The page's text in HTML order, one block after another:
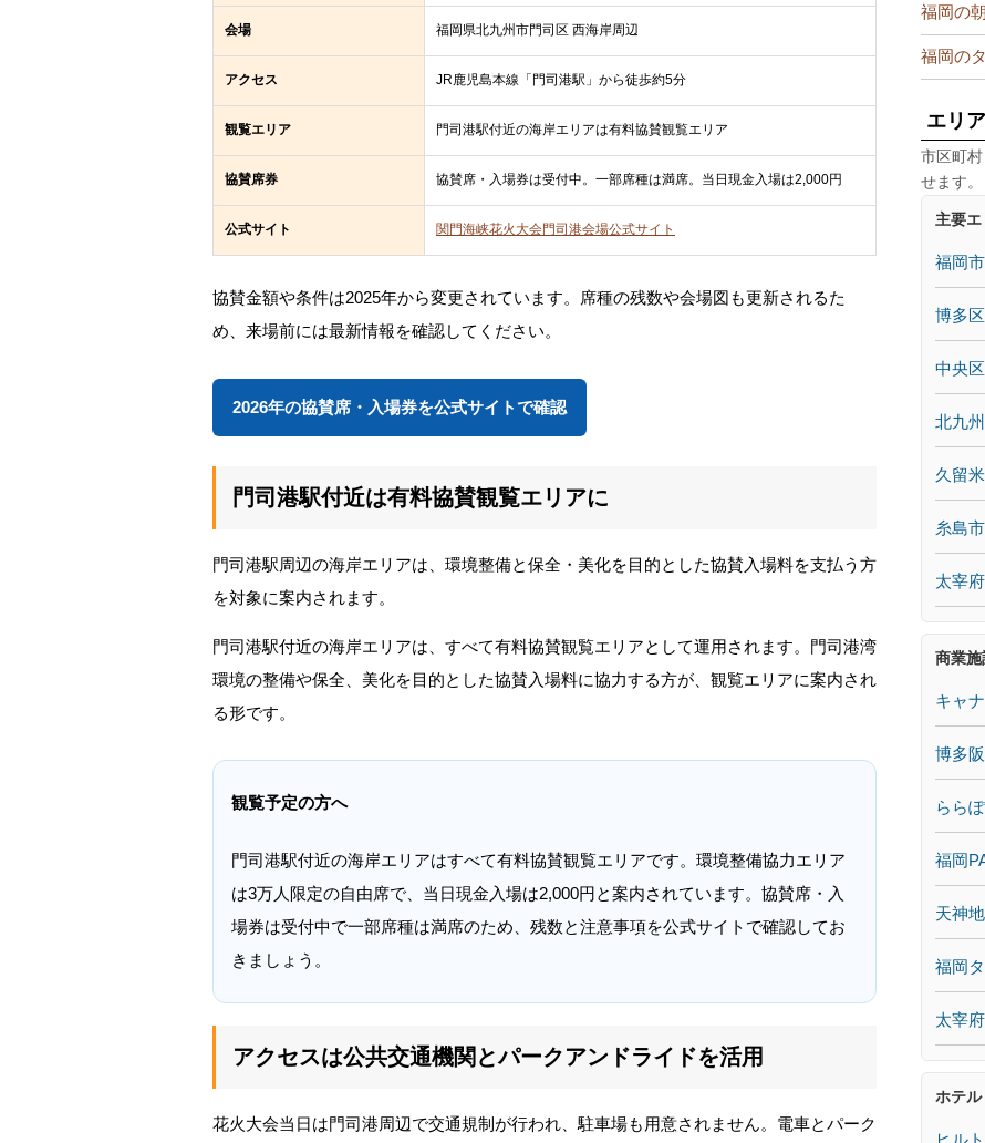
会場 福岡県北九州市門司区 西海岸周辺
アクセス JR鹿児島本線「門司港駅」から徒歩約5分
観覧エリア 門司港駅付近の海岸エリアは有料協賛観覧エリア
協賛席券 協賛席・入場券は受付中。一部席種は満席。当日現金入場は2,000円
公式サイト 関門海峡花火大会門司港会場公式サイト
協賛金額や条件は2025年から変更されています。席種の残数や会場図も更新されるた
め、来場前には最新情報を確認してください。
2026年の協賛席・入場券を公式サイトで確認
門司港駅付近は有料協賛観覧エリアに
門司港駅周辺の海岸エリアは、環境整備と保全・美化を目的とした協賛入場料を支払う方
を対象に案内されます。
門司港駅付近の海岸エリアは、すべて有料協賛観覧エリアとして運用されます。門司港湾
環境の整備や保全、美化を目的とした協賛入場料に協力する方が、観覧エリアに案内され
る形です。
観覧予定の方へ
門司港駅付近の海岸エリアはすべて有料協賛観覧エリアです。環境整備協力エリア
は3万人限定の自由席で、当日現金入場は2,000円と案内されています。協賛席・入
場券は受付中で一部席種は満席のため、残数と注意事項を公式サイトで確認してお
きましょう。
アクセスは公共交通機関とパークアンドライドを活用
花火大会当日は門司港周辺で交通規制が行われ、駐車場も用意されません。電車とパーク
福岡の
福岡の
エリ
市区町
せます。
主要
福岡市
博多区
中央区
北九
久留
糸島市
太宰
商業施
キャ
博多
らら
福岡
天神
福岡
太宰
ホテ
ヒル